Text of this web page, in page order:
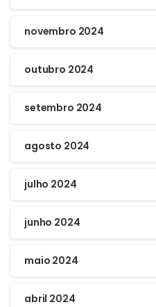
novembro 2024
outubro 2024
setembro 2024
agosto 2024
julho 2024
junho 2024
maio 2024
abril 2024